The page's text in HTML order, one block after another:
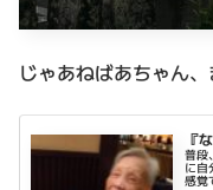
じゃあねばあちゃん
『
普段
に自
感覚